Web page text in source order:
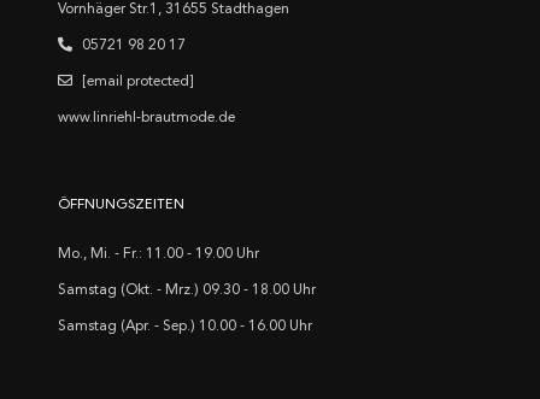
Vornhäger Str.1, 31655 Stadthagen
05721 98 20 17
[email protected]
www.linriehl-brautmode.de
ÖFFNUNGSZEITEN
Mo., Mi. - Fr.: 11.00 - 19.00 Uhr
Samstag (Okt. - Mrz.) 09.30 - 18.00 Uhr
Samstag (Apr. - Sep.) 10.00 - 16.00 Uhr